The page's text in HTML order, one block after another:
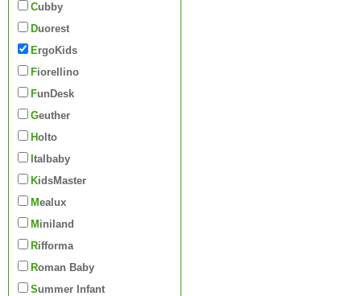
Cubby
Duorest
ErgoKids
Fiorellino
FunDesk
Geuther
Holto
Italbaby
KidsMaster
Mealux
Miniland
Rifforma
Roman Baby
Summer Infant